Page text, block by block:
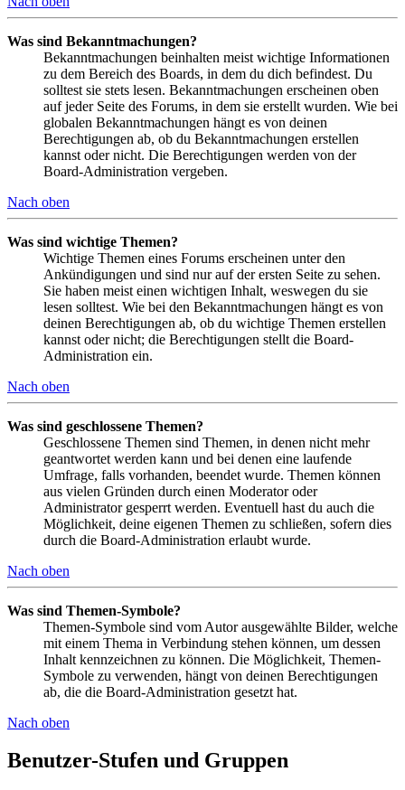
Was sind Bekanntmachungen?
Bekanntmachungen beinhalten meist wichtige Informationen
zu dem Bereich des Boards, in dem du dich befindest. Du
solltest sie stets lesen. Bekanntmachungen erscheinen oben
auf jeder Seite des Forums, in dem sie erstellt wurden. Wie bei
globalen Bekanntmachungen hängt es von deinen
Berechtigungen ab, ob du Bekanntmachungen erstellen
kannst oder nicht. Die Berechtigungen werden von der
Board-Administration vergeben.
Nach oben
Was sind wichtige Themen?
Wichtige Themen eines Forums erscheinen unter den
Ankündigungen und sind nur auf der ersten Seite zu sehen.
Sie haben meist einen wichtigen Inhalt, weswegen du sie
lesen solltest. Wie bei den Bekanntmachungen hängt es von
deinen Berechtigungen ab, ob du wichtige Themen erstellen
kannst oder nicht; die Berechtigungen stellt die Board-
Administration ein.
Nach oben
Was sind geschlossene Themen?
Geschlossene Themen sind Themen, in denen nicht mehr
geantwortet werden kann und bei denen eine laufende
Umfrage, falls vorhanden, beendet wurde. Themen können
aus vielen Gründen durch einen Moderator oder
Administrator gesperrt werden. Eventuell hast du auch die
Möglichkeit, deine eigenen Themen zu schließen, sofern dies
durch die Board-Administration erlaubt wurde.
Nach oben
Was sind Themen-Symbole?
Themen-Symbole sind vom Autor ausgewählte Bilder, welche
mit einem Thema in Verbindung stehen können, um dessen
Inhalt kennzeichnen zu können. Die Möglichkeit, Themen-
Symbole zu verwenden, hängt von deinen Berechtigungen
ab, die die Board-Administration gesetzt hat.
Nach oben
Benutzer-Stufen und Gruppen